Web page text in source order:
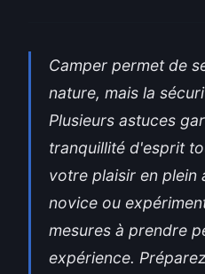
Camper permet de
nature, mais la
Plusieurs astuces
tranquillité d'esprit
votre plaisir en plein
novice ou
mesures à prendre
expérience.